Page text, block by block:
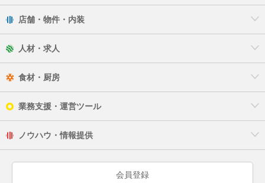
西春日井郡
知多郡
額田郡
店舗・物件・内装
人材・求人
食材・厨房
業務支援・運営ツール
ノウハウ・情報提供
会員登録